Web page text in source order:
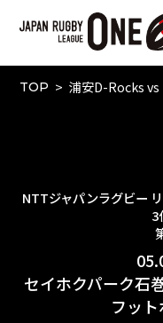
TOP 浦安D-Rocks
NTTジャパンラグビー
3
セイホクパーク石
フッ